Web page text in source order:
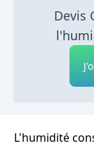
Devis
L'humidité